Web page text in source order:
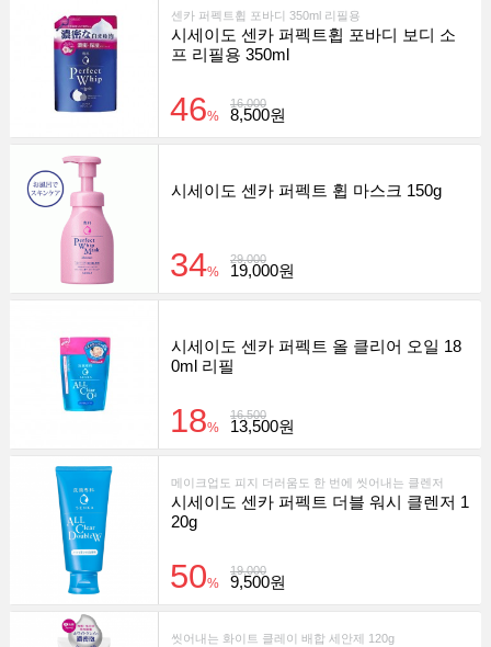
센카 퍼펙트휩 포바디 350ml 리필용
시세이도 센카 퍼펙트휩 포바디 보디 소
프 리필용 350ml
16,000
46% 8,500원
시세이도 센카 퍼펙트 휩 마스크 150g
29,000
34% 19,000원
시세이도 센카 퍼펙트 올 클리어 오일 18
0ml 리필
16,500
18% 13,500원
메이크업도 피지 더러움도 한 번에 씻어내는 클렌저
시세이도 센카 퍼펙트 더블 워시 클렌저 1
20g
19,000
50% 9,500원
씻어내는 화이트 클레이 배합 세안제 120g